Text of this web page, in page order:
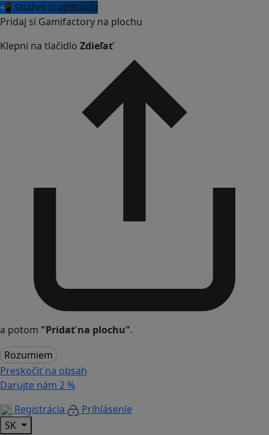
📲 Stiahni si aplikáciu
Pridaj si Gamifactory na plochu
Klepni na tlačidlo Zdieľať
a potom "Pridať na plochu".
Rozumiem
Preskočiť na obsah
Darujte nám 2 %
Registrácia
Prihlásenie
SK